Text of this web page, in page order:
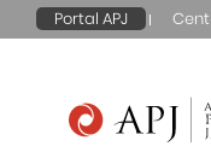
Portal APJ